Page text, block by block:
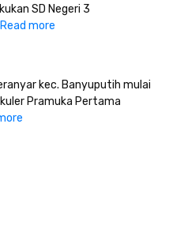
SD Negeri 3
Read more
kec. Banyuputih mulai
Pramuka Pertama